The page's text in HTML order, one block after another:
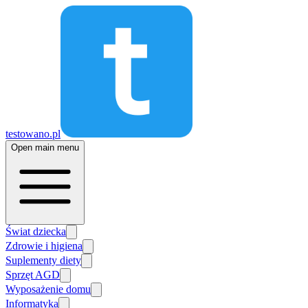
testowano.pl
Open main menu
Świat dziecka
Zdrowie i higiena
Suplementy diety
Sprzęt AGD
Wyposażenie domu
Informatyka